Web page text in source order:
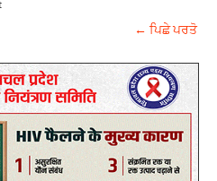
← ਪਿਛੇ ਪਰਤੋ